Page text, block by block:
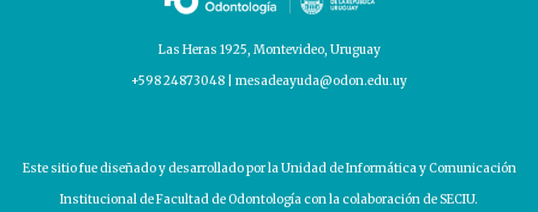
Las Heras 1925, Montevideo, Uruguay
+598 24873048 | mesadeayuda@odon.edu.uy
Este sitio fue diseñado y desarrollado por la Unidad de Informática y Comunicación
Institucional de Facultad de Odontología con la colaboración de SECIU.